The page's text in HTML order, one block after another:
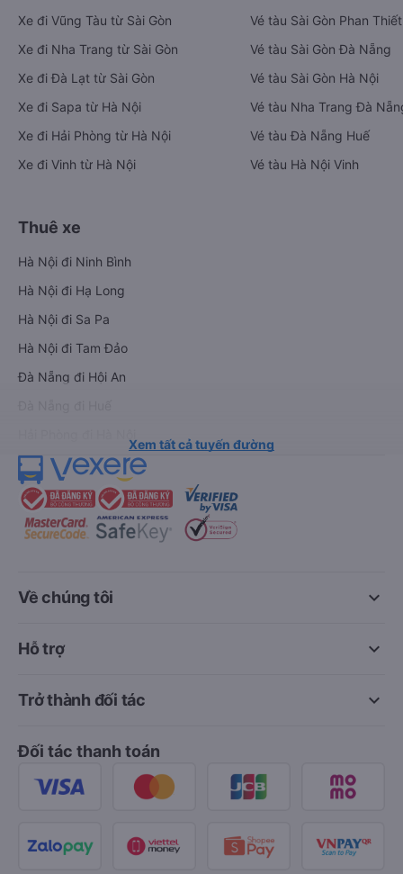
Xe đi Vũng Tàu từ Sài Gòn
Xe đi Nha Trang từ Sài Gòn
Xe đi Đà Lạt từ Sài Gòn
Xe đi Sapa từ Hà Nội
Xe đi Hải Phòng từ Hà Nội
Xe đi Vinh từ Hà Nội
Vé tàu Sài Gòn Phan Thiết
Vé tàu Sài Gòn Đà Nẵng
Vé tàu Sài Gòn Hà Nội
Vé tàu Nha Trang Đà
Vé tàu Đà Nẵng Huế
Vé tàu Hà Nội Vinh
Thuê xe
Hà Nội đi Ninh Bình
Hà Nội đi Hạ Long
Hà Nội đi Sa Pa
Hà Nội đi Tam Đảo
Đà Nẵng đi Hội An
Xem tất cả tuyến đường
keyboard_arrow_down
Về chúng tôi
keyboard_arrow_down
Hỗ trợ
keyboard_arrow_down
Trở thành đối tác
Đối tác thanh toán